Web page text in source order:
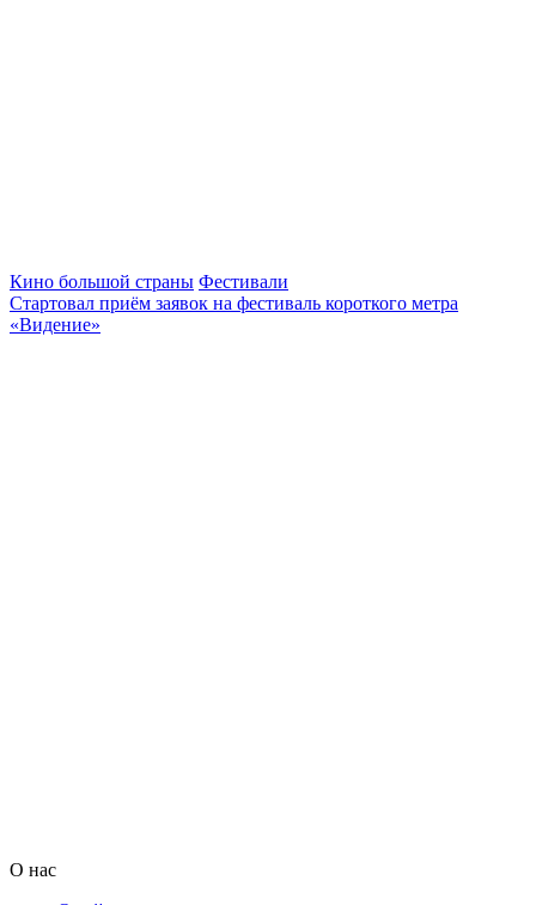
Кино большой страны Фестивали
Стартовал приём заявок на фестиваль короткого метра
«Видение»
О нас